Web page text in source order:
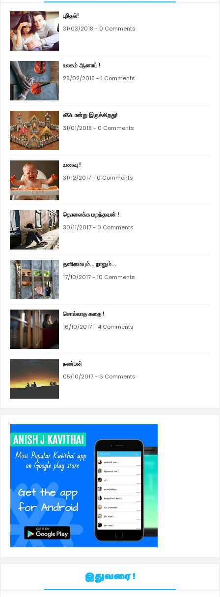
புரிதல்!
31/03/2018 - 0 Comments
உலகம் ஆனாய் !
28/02/2018 - 1 Comments
வீடொன்று இருக்கிறது!
31/01/2018 - 0 Comments
உணவு !
31/12/2017 - 0 Comments
தொலைக்க மறந்தவன் !
30/11/2017 - 0 Comments
தனிமையும்... நானும்...
17/10/2017 - 10 Comments
சொல்லாத கதை !
16/10/2017 - 4 Comments
நண்பன்
05/10/2017 - 6 Comments
இதுவரை !